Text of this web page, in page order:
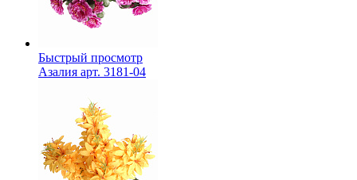
Быстрый просмотр
Азалия арт. 3181-04